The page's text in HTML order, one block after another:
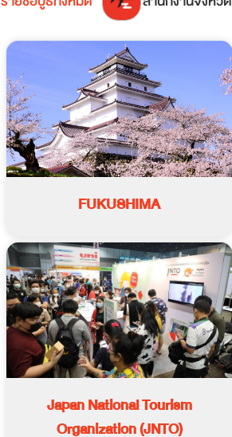
FUKUSHIMA
Japan National Tourism
Organization (JNTO)